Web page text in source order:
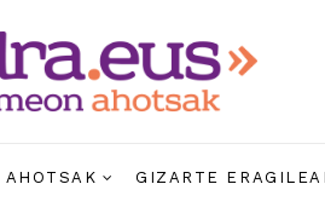
AHOTSAK GIZARTE